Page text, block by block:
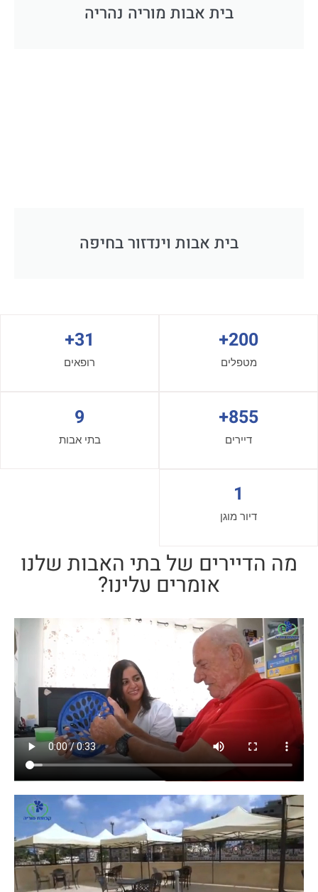
בית אבות מוריה נהריה
בית אבות וינדזור בחיפה
מטפלים
200
+
רופאים
31
+
דיירים
855
+
בתי אבות
9
דיור מוגן
1
מה הדיירים של בתי האבות שלנו
אומרים עלינו?